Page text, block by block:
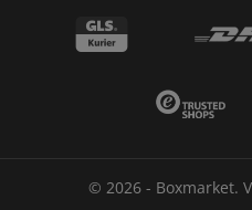
© 2026 - Boxmarket.